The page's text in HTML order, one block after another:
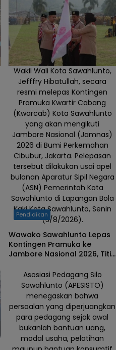
Wakil Wali Kota Sawahlunto,
Jefffry Hibatullah, secara
resmi melepas Kontingen
Pramuka Kwartir Cabang
(Kwarcab) Kota Sawahlunto
yang akan mengikuti
Jambore Nasional (Jamnas)
2026 di Bumi Perkemahan
Cibubur, Jakarta. Pelepasan
tersebut dilakukan usai apel
bulanan Aparatur Sipil Negara
(ASN) Pemerintah Kota
Sawahlunto di Lapangan Bola
Kaki Kota Sawahlunto, Senin
(3/8/2026).
Pendidikan
Wawako Sawahlunto Lepas
Kontingen Pramuka ke
Jambore Nasional 2026, Titip
Daerah
Asosiasi Pedagang Silo
Sawahlunto (APESISTO)
menegaskan bahwa
persoalan yang diperjuangkan
para pedagang sejak awal
bukanlah bantuan uang,
modal usaha, pelatihan